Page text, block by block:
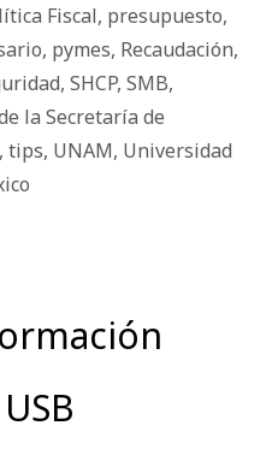
Fiscal, presupuesto,
, pymes, Recaudación,
, SHCP, SMB,
la Secretaría de
, tips, UNAM, Universidad